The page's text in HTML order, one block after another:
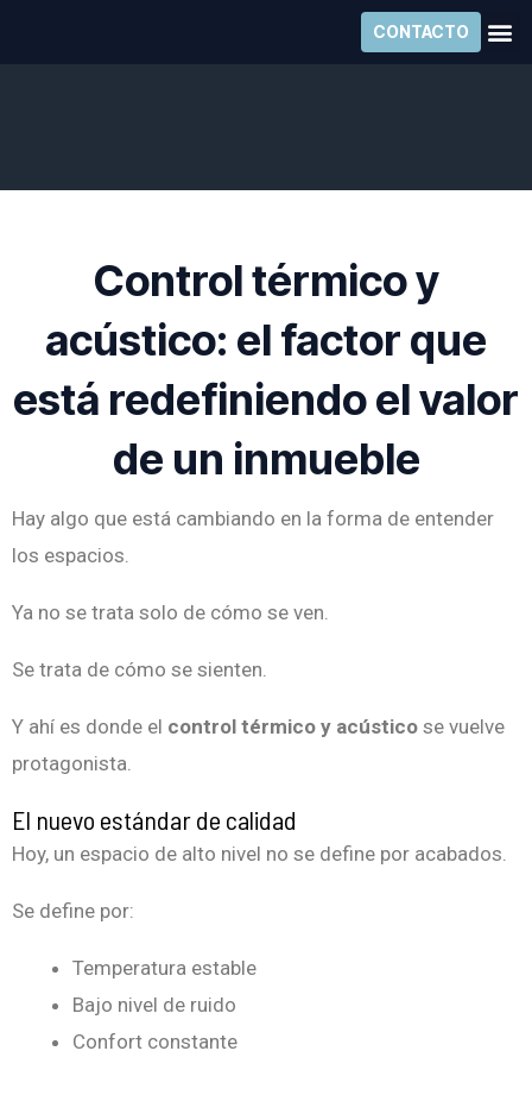
CONTACTO
Control térmico y
acústico: el factor que
está redefiniendo el valor
de un inmueble
Hay algo que está cambiando en la forma de entender
los espacios.
Ya no se trata solo de cómo se ven.
Se trata de cómo se sienten.
Y ahí es donde el control térmico y acústico se vuelve
protagonista.
El nuevo estándar de calidad
Hoy, un espacio de alto nivel no se define por acabados.
Se define por:
Temperatura estable
Bajo nivel de ruido
Confort constante